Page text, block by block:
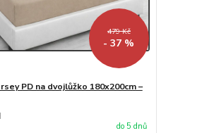
479 Kč
- 37 %
PD na dvojlůžko 180x200cm –
do 5 dnů